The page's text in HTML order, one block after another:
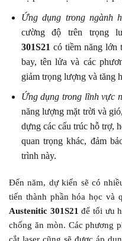
Ứng dụng trong ngành
cường độ trên trọng
301S21 có tiềm năng lớn
bay, tên lửa và các
giảm trọng lượng và tăng
Ứng dụng trong lĩnh vực
năng lượng mặt trời và
dựng các cấu trúc hỗ trợ,
quan trọng khác, đảm
trình này.
Đến năm, dự kiến sẽ có
tiến thành phần hóa học và
Austenitic 301S21 để tối ưu
chống ăn mòn. Các phương